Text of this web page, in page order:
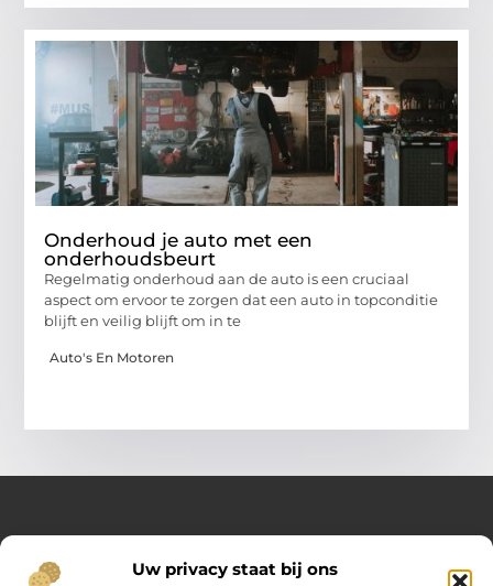
Uw privacy staat bij ons
Onderhoud je auto met een
onderhoudsbeurt
Regelmatig onderhoud aan de auto is een cruciaal
aspect om ervoor te zorgen dat een auto in topconditie
blijft en veilig blijft om in te
Auto's En Motoren
Over Opelweb
Jouw startpunt voor handige tips en inspirerende artikelen